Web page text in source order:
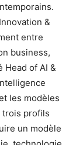
&
entre
business,
Head of AI &
les modèles
trois profils
un modèle